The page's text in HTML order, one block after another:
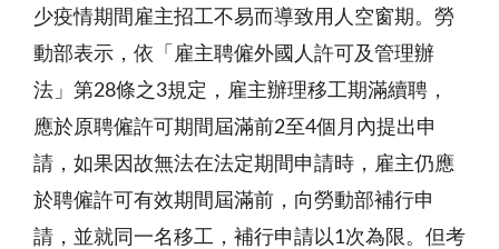
少疫情期間雇主招工不易而導致用人空窗期。勞
動部表示，依「雇主聘僱外國人許可及管理辦
法」第28條之 3規定，雇主辦理移工期滿續聘，
應於原聘僱許可期間屆滿前2至4個月內提出申
請，如果因故無法在法定期間申請時，雇主仍應
於聘僱許可有效期間屆滿前，向勞動部補行申
請，並就同一名移工，補行申請以1次為限。但考